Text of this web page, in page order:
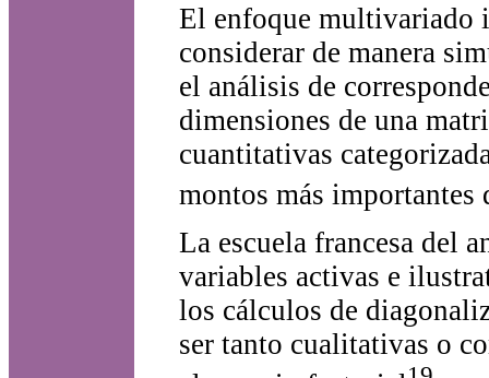
El enfoque multivariado
considerar de manera
el análisis de
dimensiones de una
cuantitativas
montos más
La escuela francesa del
variables activas e
los cálculos de
ser tanto cualitativas o